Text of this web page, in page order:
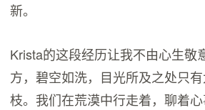
新。
Krista的这段经历让我不由心生敬
方，碧空如洗，目光所及之处只
枝。我们在荒漠中行走着，聊着